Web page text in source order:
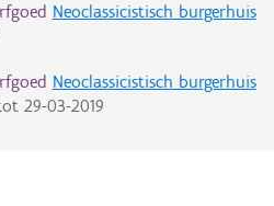
Neoclassicistisch burgerhuis
Neoclassicistisch burgerhuis
29-03-2019